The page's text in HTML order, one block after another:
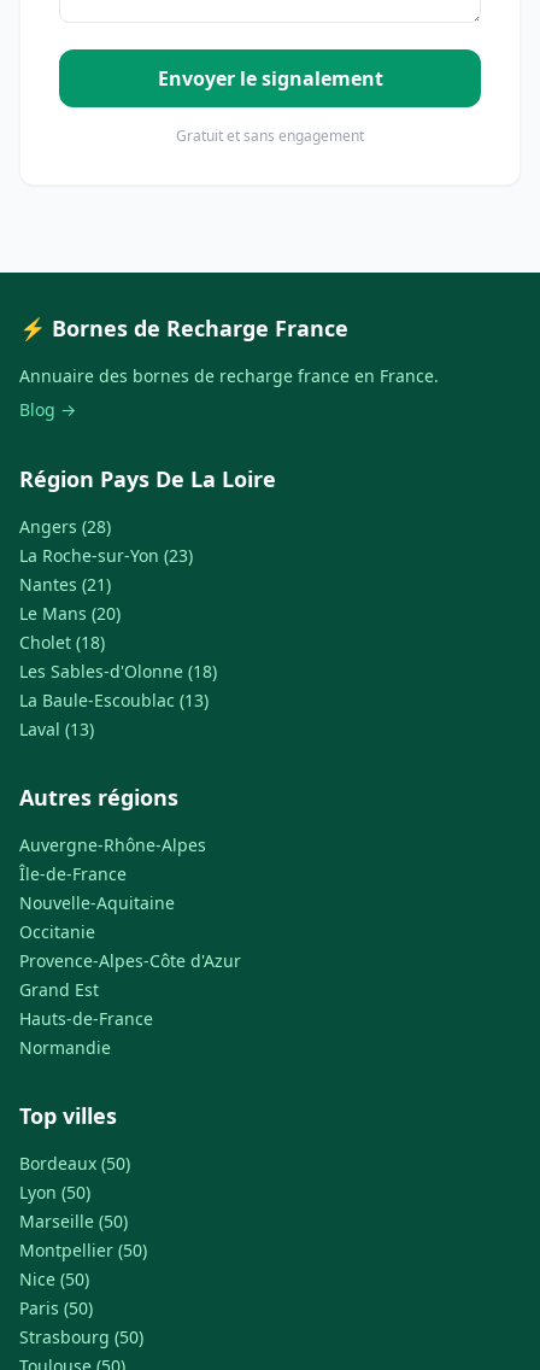
Envoyer le signalement
Gratuit et sans engagement
⚡ Bornes de Recharge France
Annuaire des bornes de recharge france en France.
Blog →
Région Pays De La Loire
Angers (28)
La Roche-sur-Yon (23)
Nantes (21)
Le Mans (20)
Cholet (18)
Les Sables-d'Olonne (18)
La Baule-Escoublac (13)
Laval (13)
Autres régions
Auvergne-Rhône-Alpes
Île-de-France
Nouvelle-Aquitaine
Occitanie
Provence-Alpes-Côte d'Azur
Grand Est
Hauts-de-France
Normandie
Top villes
Bordeaux (50)
Lyon (50)
Marseille (50)
Montpellier (50)
Nice (50)
Paris (50)
Strasbourg (50)